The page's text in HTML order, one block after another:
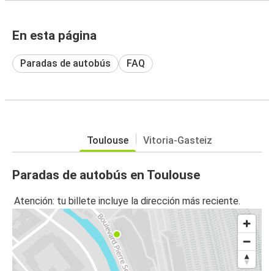
En esta página
Paradas de autobús FAQ
Toulouse Vitoria-Gasteiz
Paradas de autobús en Toulouse
Atención: tu billete incluye la dirección más reciente.